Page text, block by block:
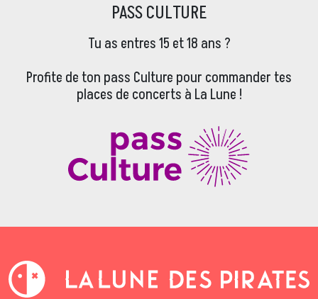
PASS CULTURE
Tu as entres 15 et 18 ans ?
Profite de ton pass Culture pour commander tes
places de concerts à La Lune !